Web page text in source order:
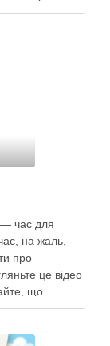
під мирним
— час для
на жаль,
про
це відео
що
час